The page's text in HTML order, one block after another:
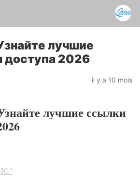
лучшие
доступа 2026
il y a 10 mois
лучшие ссылки